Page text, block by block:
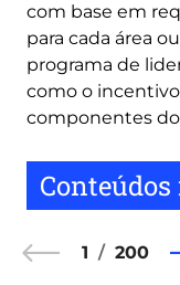
com base em
para cada área
programa de
como o
componentes
1 200